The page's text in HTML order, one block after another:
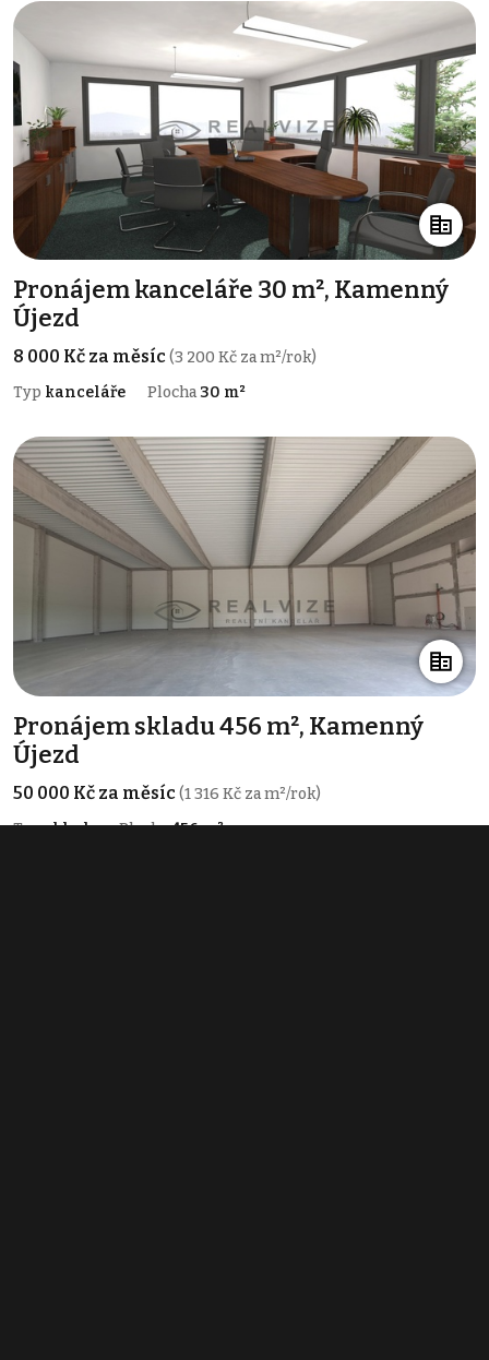
Pronájem kanceláře 30 m², Kamenný
Újezd
8 000 Kč za měsíc(3 200 Kč za m²/rok)
Typ kanceláře Plocha 30 m²
Pronájem skladu 456 m², Kamenný
Újezd
50 000 Kč za měsíc(1 316 Kč za m²/rok)
Typsklady Plocha456 m²